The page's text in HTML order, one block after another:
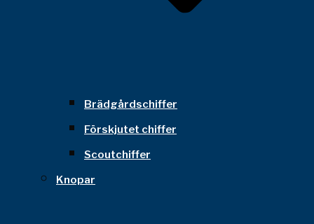
Brädgårdschiffer
Förskjutet chiffer
Scoutchiffer
Knopar